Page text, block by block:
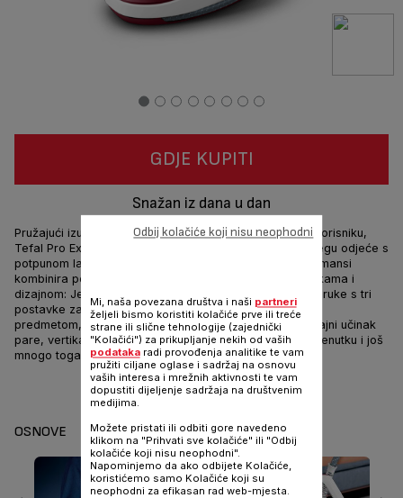
GDJE KUPITI
Snažan iz dana u dan
Pružajući izuzetnu snagu pare u dizajnu prilagođenom korisniku,
Tefal Pro Express Ultimate II pruža beskompromisnu njegu odjeće s
potpunom lakoćom. Ovaj generator pare visokih performansi
kombinira performanse s raznim pametnim karakteristikama i
dizajnom: Jednostavne i svestrane postavke na dohvat ruke s tri
postavke za pokrivanje svih vaših potreba za odjevnim
predmetom, naš odvojivi sakupljač kamenca za dugotrajni učinak
pare, vertikalni udar pare za popravke u posljednjem trenutku i još
mnogo toga.
Dijeli Šalji
OSNOVE
Mi, naša povezana društva i naši partneri
željeli bismo koristiti kolačiće prve ili treće
strane ili slične tehnologije (zajednički
"Kolačići") za prikupljanje nekih od vaših
podatakaradi provođenja analitike te vam
pružiti ciljane oglase i sadržaj na osnovu
vaših interesa i mrežnih aktivnosti te vam
dopustiti dijeljenje sadržaja na društvenim
medijima.
Možete pristati ili odbiti gore navedeno
klikom na "Prihvati sve kolačiće" ili "Odbij
kolačiće koji nisu neophodni".
Napominjemo da ako odbijete Kolačiće,
koristićemo samo Kolačiće koji su
neophodni za efikasan rad web-mjesta.
Odbij kolačiće koji nisu neophodni